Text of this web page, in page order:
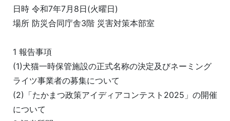
日時 令和7年7月8日(火曜日)
場所 防災合同庁舎3階 災害対策本部室
1 報告事項
(1)犬猫一時保管施設の正式名称の決定及びネーミング
ライツ事業者の募集について
(2)「たかまつ政策アイディアコンテスト2025」の開催
について